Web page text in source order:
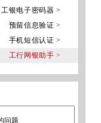
工银电子密码器 >
预留信息验证 >
手机短信认证 >
工行网银助手 >